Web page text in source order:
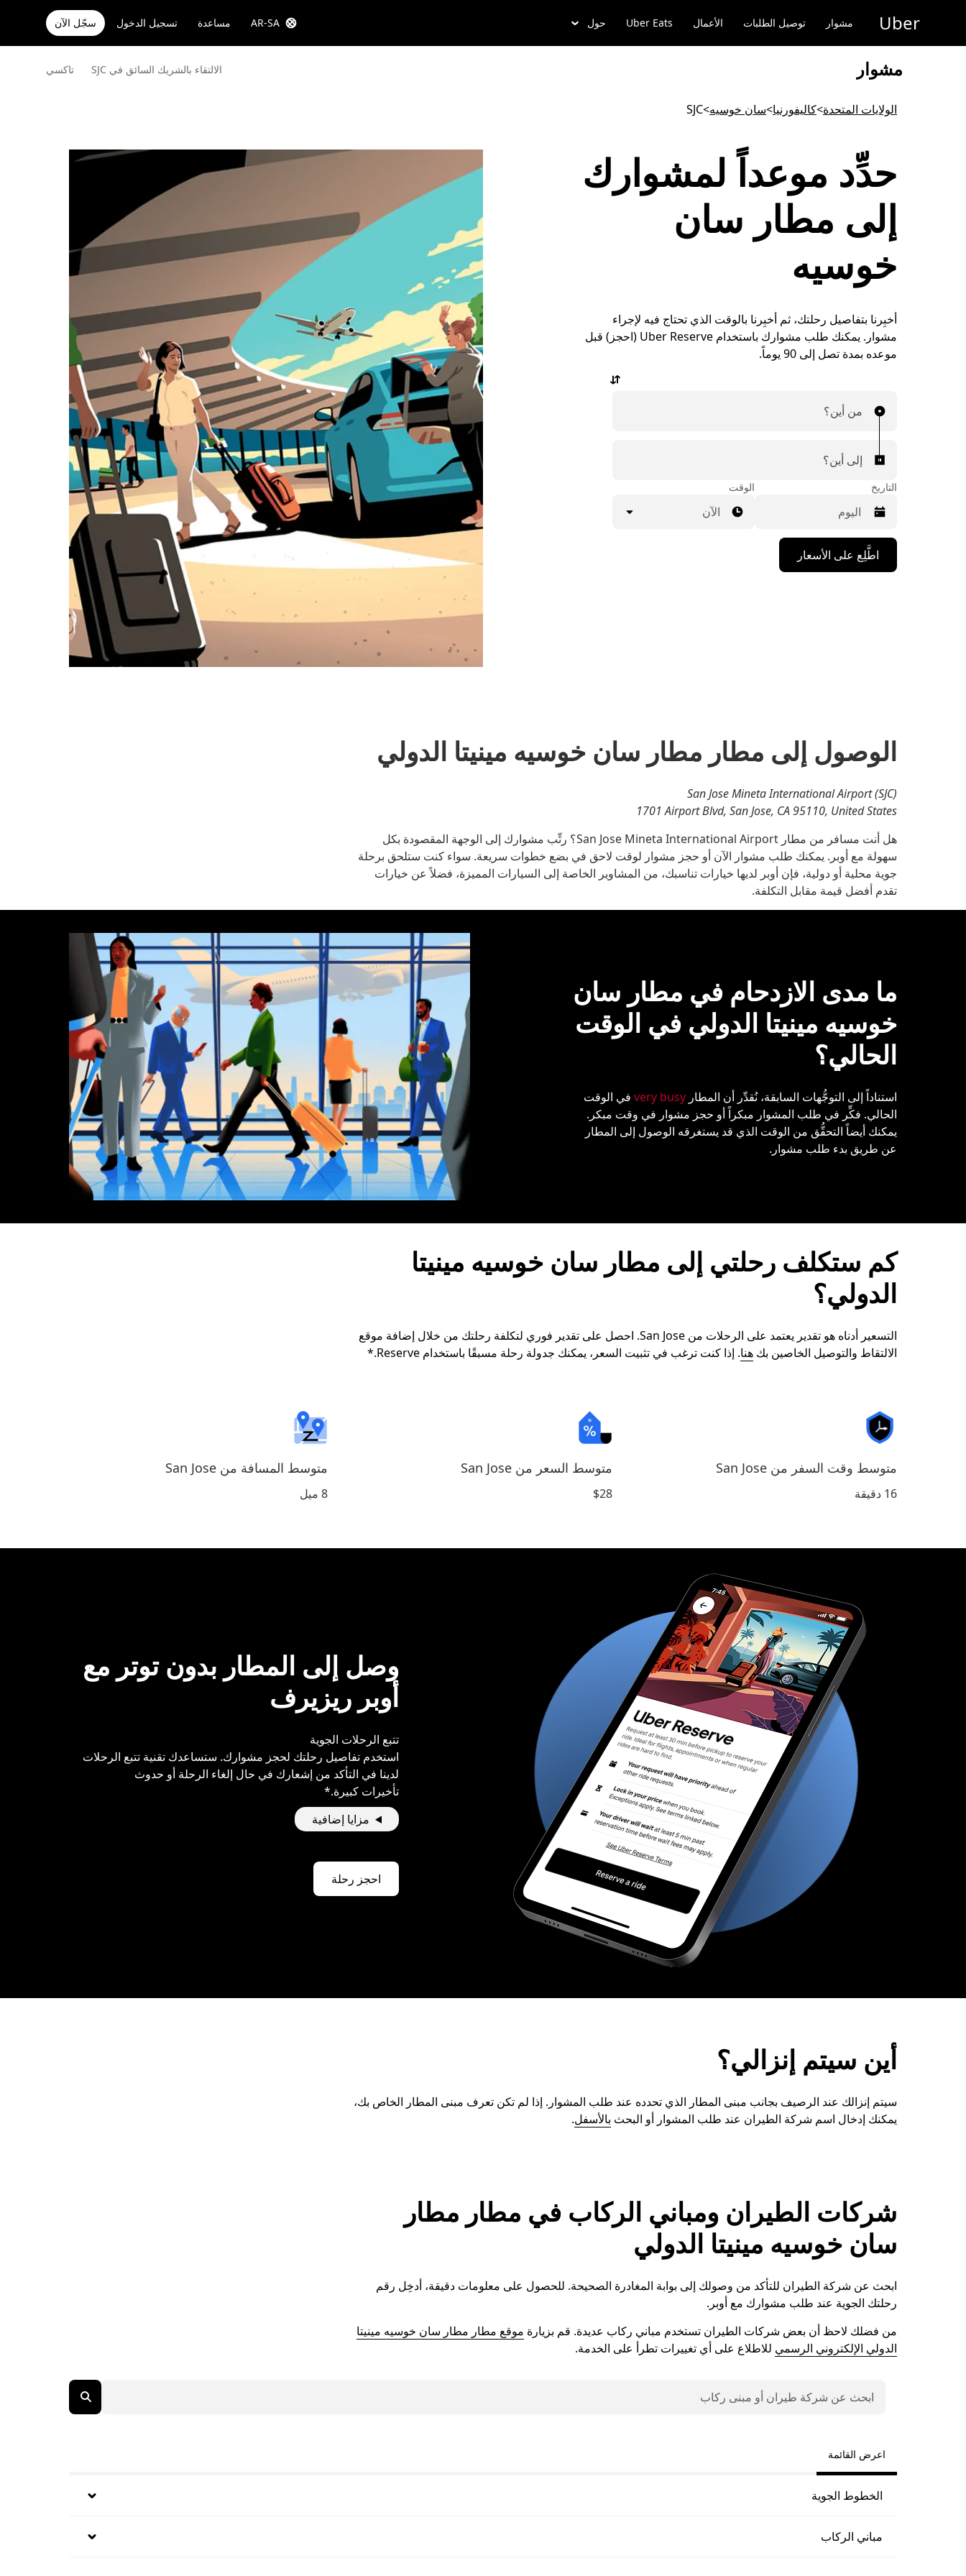
المحتوى
Uber مشوار توصيل الطلبات الأعمال Uber Eats حول AR-SA مساعدة تسجيل الدخول سجّل الآن
مشوار الالتقاء بالشريك السائق في SJC تاكسي
الولايات المتحدة>كاليفورنيا>سان خوسيه>
SJC
حدِّد موعداً لمشوارك
إلى مطار سان
خوسيه
أخبِرنا بتفاصيل رحلتك، ثم أخبِرنا بالوقت الذي تحتاج فيه لإجراء
مشوار. يمكنك طلب مشوارك باستخدام Uber Reserve (احجز) قبل
موعده بمدة تصل إلى 90 يوماً.
من أين؟
إلى أين؟
التاريخ
اضغط
على
مفتاح
لإغلاق
التقويم.
الوقت
الآن
اطَّلِع على الأسعار
الوصول إلى مطار مطار سان خوسيه مينيتا الدولي
San Jose Mineta International Airport (SJC)
‪1701 Airport Blvd, San Jose, CA 95110, United States
هل أنت مسافر من مطار San Jose Mineta International Airport؟ رتِّب مشوارك إلى الوجهة المقصودة بكل
سهولة مع أوبر. يمكنك طلب مشوار الآن أو حجز مشوار لوقت لاحق في بضع خطوات سريعة. سواء كنت ستلحق برحلة
جوية محلية أو دولية، فإن أوبر لديها خيارات تناسبك، من المشاوير الخاصة إلى السيارات المميزة، فضلاً عن خيارات
تقدم أفضل قيمة مقابل التكلفة.
ما مدى الازدحام في مطار سان
خوسيه مينيتا الدولي في الوقت
الحالي؟
استناداً إلى التوجُّهات السابقة، نُقدِّر أن المطار very busy في الوقت
الحالي. فكِّر في طلب المشوار مبكراً أو حجز مشوار في وقت مبكر.
يمكنك أيضاً التحقُّق من الوقت الذي قد يستغرقه الوصول إلى المطار
عن طريق بدء طلب مشوار.
كم ستكلف رحلتي إلى مطار سان خوسيه مينيتا
الدولي؟
التسعير أدناه هو تقدير يعتمد على الرحلات من San Jose. احصل على تقدير فوري لتكلفة رحلتك من خلال إضافة موقع
الالتقاط والتوصيل الخاصين بك هنا. إذا كنت ترغب في تثبيت السعر، يمكنك جدولة رحلة مسبقًا باستخدام Reserve.*
متوسط وقت السفر من San Jose
16 دقيقة
متوسط السعر من San Jose
$28
متوسط المسافة من San Jose
8 ميل
وصل إلى المطار بدون توتر مع
أوبر ريزيرف
تتبع الرحلات الجوية
استخدم تفاصيل رحلتك لحجز مشوارك. ستساعدك تقنية تتبع الرحلات
لدينا في التأكد من إشعارك في حال إلغاء الرحلة أو حدوث
تأخيرات كبيرة.*
مزايا إضافية
احجز رحلة
أين سيتم إنزالي؟
سيتم إنزالك عند الرصيف بجانب مبنى المطار الذي تحدده عند طلب المشوار. إذا لم تكن تعرف مبنى المطار الخاص بك،
يمكنك إدخال اسم شركة الطيران عند طلب المشوار أو البحث بالأسفل.
شركات الطيران ومباني الركاب في مطار مطار
سان خوسيه مينيتا الدولي
ابحث عن شركة الطيران للتأكد من وصولك إلى بوابة المغادرة الصحيحة. للحصول على معلومات دقيقة، أدخِل رقم
رحلتك الجوية عند طلب مشوارك مع أوبر.
من فضلك لاحظ أن بعض شركات الطيران تستخدم مباني ركاب عديدة. قم بزيارة موقع مطار مطار سان خوسيه مينيتا
الدولي الإلكتروني الرسمي للاطلاع على أي تغييرات تطرأ على الخدمة.
اعرض القائمة
الخطوط الجوية
مباني الركاب